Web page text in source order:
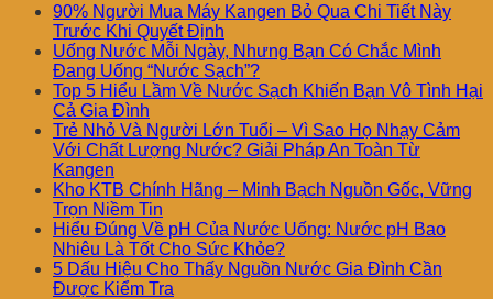
90% Người Mua Máy Kangen Bỏ Qua Chi Tiết Này
Trước Khi Quyết Định
Uống Nước Mỗi Ngày, Nhưng Bạn Có Chắc Mình
Đang Uống “Nước Sạch”?
Top 5 Hiểu Lầm Về Nước Sạch Khiến Bạn Vô Tình Hại
Cả Gia Đình
Trẻ Nhỏ Và Người Lớn Tuổi – Vì Sao Họ Nhạy Cảm
Với Chất Lượng Nước? Giải Pháp An Toàn Từ
Kangen
Kho KTB Chính Hãng – Minh Bạch Nguồn Gốc, Vững
Trọn Niềm Tin
Hiểu Đúng Về pH Của Nước Uống: Nước pH Bao
Nhiêu Là Tốt Cho Sức Khỏe?
5 Dấu Hiệu Cho Thấy Nguồn Nước Gia Đình Cần
Được Kiểm Tra